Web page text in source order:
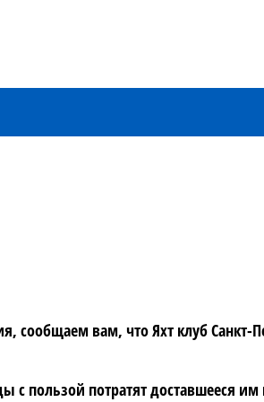
сообщаем вам, что Яхт клуб Санкт-
с пользой потратят доставшееся